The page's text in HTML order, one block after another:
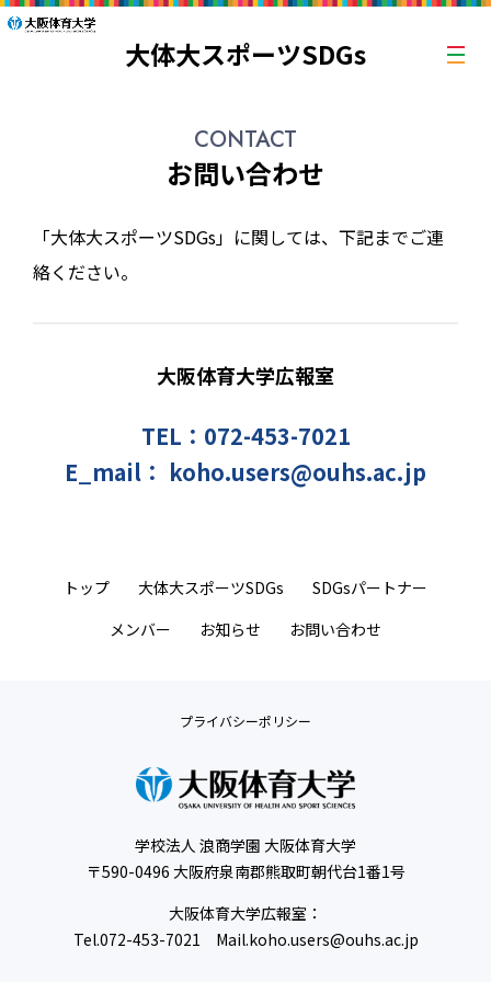
大体大スポーツSDGs
CONTACT
お問い合わせ
「大体大スポーツSDGs」に関しては、下記までご連
絡ください。
大阪体育大学広報室
TEL： 072-453-7021
E_mail： koho.users@ouhs.ac.jp
トップ 大体大スポーツSDGs
SDGsパートナー
メンバー
お知らせ お問い合わせ
プライバシーポリシー
学校法人 浪商学園 大阪体育大学
〒590-0496 大阪府泉南郡熊取町朝代台1番1号
大阪体育大学広報室：
Tel.072-453-7021 Mail.koho.users@ouhs.ac.jp